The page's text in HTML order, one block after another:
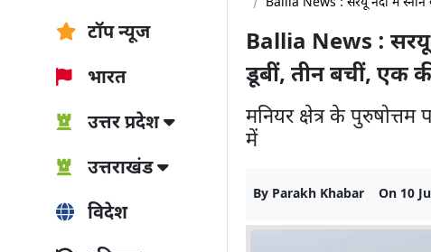
टॉप न्यूज
भारत
उत्तर प्रदेश
उत्तराखंड
विदेश
Ballia News : सरयू
डूबीं, तीन बचीं, एक
मनियर क्षेत्र के
में
By Parakh Khabar On 10